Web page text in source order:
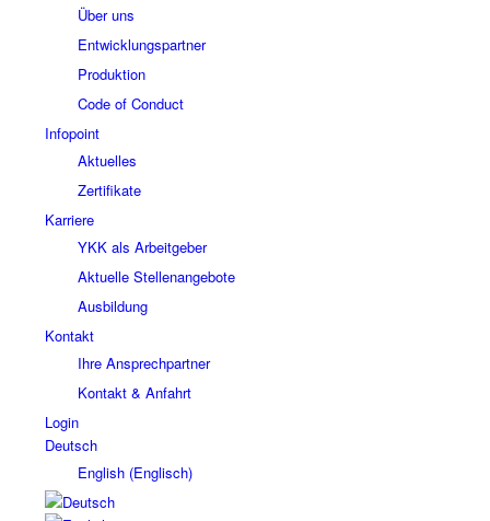
Über uns
Entwicklungspartner
Produktion
Code of Conduct
Infopoint
Aktuelles
Zertifikate
Karriere
YKK als Arbeitgeber
Aktuelle Stellenangebote
Ausbildung
Kontakt
Ihre Ansprechpartner
Kontakt & Anfahrt
Login
Deutsch
English(Englisch)